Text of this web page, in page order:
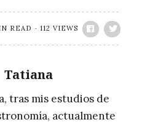
READ 112 VIEWS
Tatiana
tras mis estudios de
actualmente